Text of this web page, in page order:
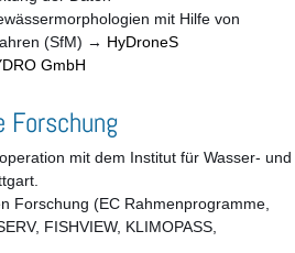
mit Hilfe von
(SfM) → HyDroneS
GmbH
Forschung
mit dem Institut für Wasser- und
Forschung (EC Rahmenprogramme,
FISHVIEW, KLIMOPASS,